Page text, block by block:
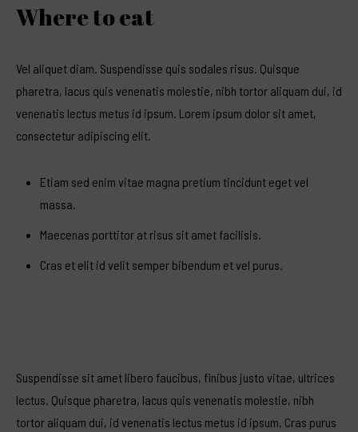
Where to eat
Vel aliquet diam. Suspendisse quis sodales risus. Quisque
pharetra, lacus quis venenatis molestie, nibh tortor aliquam dui, id
venenatis lectus metus id ipsum. Lorem ipsum dolor sit amet,
consectetur adipiscing elit.
Etiam sed enim vitae magna pretium tincidunt eget vel
massa.
Maecenas porttitor at risus sit amet facilisis.
Cras et elit id velit semper bibendum et vel purus.
Suspendisse sit amet libero faucibus, finibus justo vitae, ultrices
lectus. Quisque pharetra, lacus quis venenatis molestie, nibh
tortor aliquam dui, id venenatis lectus metus id ipsum. Cras purus